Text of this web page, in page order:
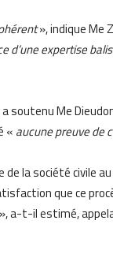
», indique Me
d’une expertise
a soutenu Me
« aucune preuve de
la société civile
que ce
a-t-il estimé,